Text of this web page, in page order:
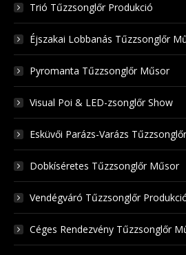
Trió Tűzzsonglőr Produkció
Éjszakai Lobbanás Tűzzsonglőr
Pyromanta Tűzzsonglőr Műsor
Visual Poi & LED-zsonglőr Show
Esküvői Parázs-Varázs
Dobkíséretes Tűzzsonglőr Műsor
Vendégváró Tűzzsonglőr
Céges Rendezvény Tűzzsonglőr